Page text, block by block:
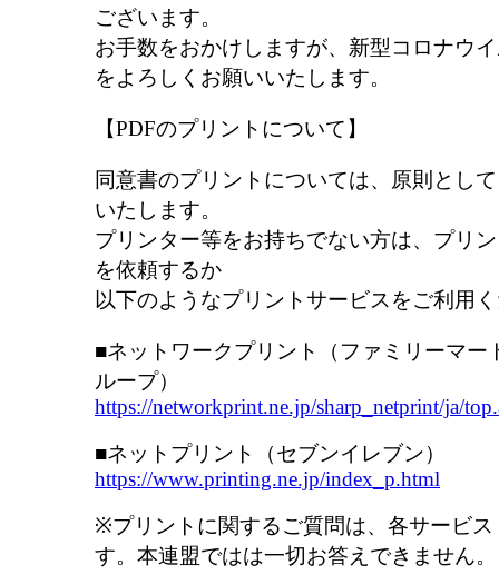
ございます。
お手数をおかけしますが、新型コロナウ
をよろしくお願いいたします。
【PDFのプリントについて】
同意書のプリントについては、原則とし
いたします。
プリンター等をお持ちでない方は、プリ
を依頼するか
以下のようなプリントサービスをご利用
■ネットワークプリント（ファミリーマー
ループ）
https://networkprint.ne.jp/sharp_netprint/ja/
■ネットプリント（セブンイレブン）
https://www.printing.ne.jp/index_p.html
※プリントに関するご質問は、各サービ
す。本連盟ではは一切お答えできません。